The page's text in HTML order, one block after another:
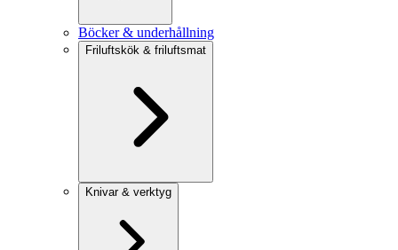
Böcker & underhållning
Friluftskök & friluftsmat
Knivar & verktyg